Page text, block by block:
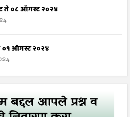
ते ०८ ऑगस्ट २०२४
ऑगस्ट २०२४